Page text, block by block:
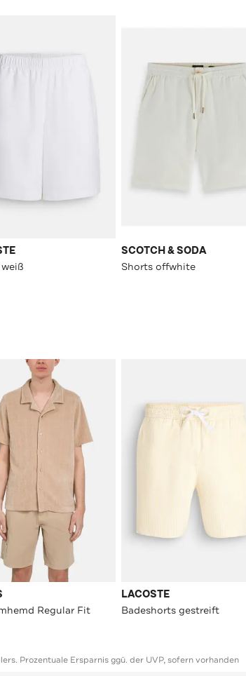
SCOTCH & SODA
Shorts offwhite
Regular Fit
LACOSTE
Badeshorts gestreift
Prozentuale Ersparnis ggü. der UVP, sofern vorhanden